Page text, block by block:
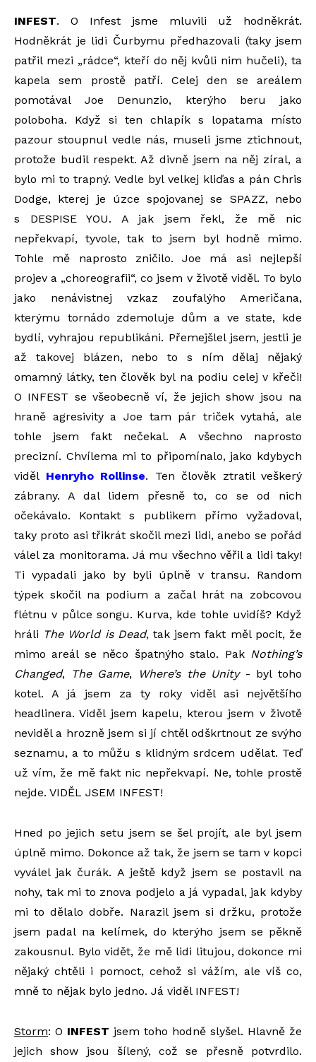
INFEST. O Infest jsme mluvili už hodněkrát.
Hodněkrát je lidi Čurbymu předhazovali (taky jsem
patřil mezi „rádce“, kteří do něj kvůli nim hučeli), ta
kapela sem prostě patří. Celej den se areálem
pomotával Joe Denunzio, kterýho beru jako
poloboha. Když si ten chlapík s lopatama místo
pazour stoupnul vedle nás, museli jsme ztichnout,
protože budil respekt. Až divně jsem na něj zíral, a
bylo mi to trapný. Vedle byl velkej kliďas a pán Chris
Dodge, kterej je úzce spojovanej se SPAZZ, nebo
s DESPISE YOU. A jak jsem řekl, že mě nic
nepřekvapí, tyvole, tak to jsem byl hodně mimo.
Tohle mě naprosto zničilo. Joe má asi nejlepší
projev a „choreografii“, co jsem v životě viděl. To bylo
jako nenávistnej vzkaz zoufalýho Američana,
kterýmu tornádo zdemoluje dům a ve state, kde
bydlí, vyhrajou republikáni. Přemejšlel jsem, jestli je
až takovej blázen, nebo to s ním dělaj nějaký
omamný látky, ten člověk byl na podiu celej v křeči!
O INFEST se všeobecně ví, že jejich show jsou na
hraně agresivity a Joe tam pár triček vytahá, ale
tohle jsem fakt nečekal. A všechno naprosto
precizní. Chvílema mi to připomínalo, jako kdybych
viděl Henryho Rollinse. Ten člověk ztratil veškerý
zábrany. A dal lidem přesně to, co se od nich
očekávalo. Kontakt s publikem přímo vyžadoval,
taky proto asi třikrát skočil mezi lidi, anebo se pořád
válel za monitorama. Já mu všechno věřil a lidi taky!
Ti vypadali jako by byli úplně v transu. Random
týpek skočil na podium a začal hrát na zobcovou
flétnu v půlce songu. Kurva, kde tohle uvidíš? Když
hráli The World is Dead, tak jsem fakt měl pocit, že
mimo areál se něco špatnýho stalo. Pak Nothing’s
Changed, The Game, Where’s the Unity- byl toho
kotel. A já jsem za ty roky viděl asi největšího
headlinera. Viděl jsem kapelu, kterou jsem v životě
neviděl a hrozně jsem si jí chtěl odškrtnout ze svýho
seznamu, a to můžu s klidným srdcem udělat. Teď
už vím, že mě fakt nic nepřekvapí. Ne, tohle prostě
nejde. VIDĚL JSEM INFEST!
Hned po jejich setu jsem se šel projít, ale byl jsem
úplně mimo. Dokonce až tak, že jsem se tam v kopci
vyválel jak čurák. A ještě když jsem se postavil na
nohy, tak mi to znova podjelo a já vypadal, jak kdyby
mi to dělalo dobře. Narazil jsem si držku, protože
jsem padal na kelímek, do kterýho jsem se pěkně
zakousnul. Bylo vidět, že mě lidi litujou, dokonce mi
nějaký chtěli i pomoct, cehož si vážím, ale víš co,
mně to nějak bylo jedno. Já viděl INFEST!
Storm: O INFEST jsem toho hodně slyšel. Hlavně že
jejich show jsou šílený, což se přesně potvrdilo.